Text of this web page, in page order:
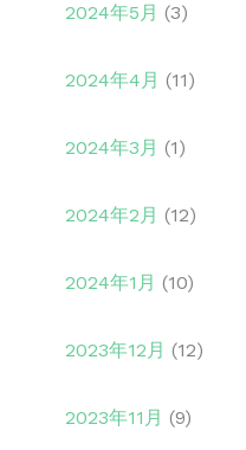
2024年5月 (3)
2024年4月 (11)
2024年3月 (1)
2024年2月 (12)
2024年1月 (10)
2023年12月 (12)
2023年11月 (9)